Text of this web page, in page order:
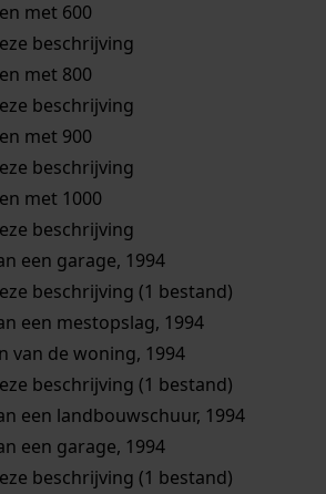
met 600
beschrijving
met 800
beschrijving
met 900
beschrijving
met 1000
beschrijving
een garage, 1994
beschrijving (1 bestand)
een mestopslag, 1994
van de woning, 1994
beschrijving (1 bestand)
een landbouwschuur, 1994
een garage, 1994
beschrijving (1 bestand)